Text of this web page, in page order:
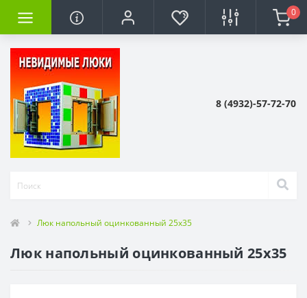
0
8 (4932)-57-72-70
Люк напольный оцинкованный 25x35
Люк напольный оцинкованный 25x35